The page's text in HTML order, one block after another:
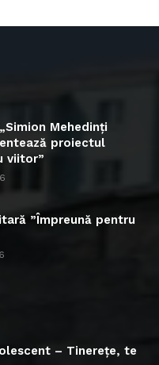
Mehedinți
proiectul
viitor”
”Împreună pentru
– Tinerețe, te